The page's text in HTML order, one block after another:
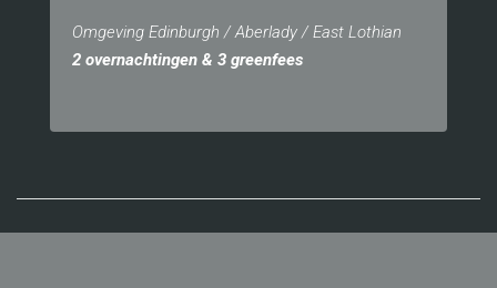
Omgeving Edinburgh / Aberlady / East Lothian
2 overnachtingen & 3 greenfees